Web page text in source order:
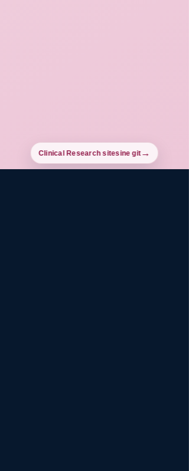
Clinical Research sitesine git